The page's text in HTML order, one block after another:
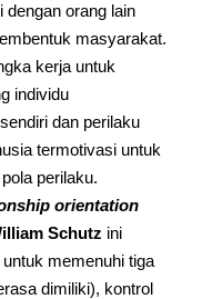
dengan orang lain
masyarakat.
kerja untuk
individu
dan perilaku
termotivasi untuk
perilaku.
orientation
Schutz ini
memenuhi tiga
dimiliki), kontrol